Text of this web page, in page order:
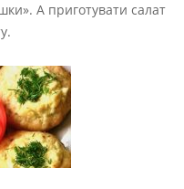
А приготувати салат